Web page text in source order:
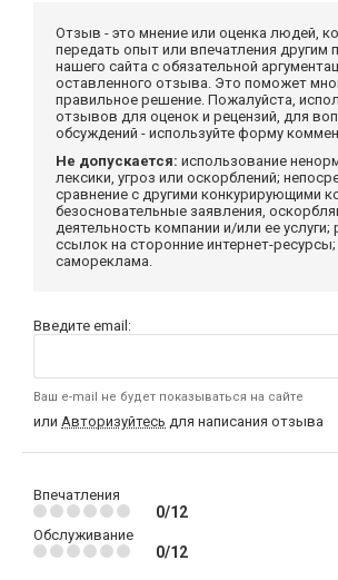
Отзыв - это мнение или оценка людей,
передать опыт или впечатления другим
нашего сайта с обязательной
оставленного отзыва. Это поможет
правильное решение. Пожалуйста,
отзывов для оценок и рецензий, для
обсуждений - используйте форму
Не допускается: использование
лексики, угроз или оскорблений;
сравнение с другими конкурирующими
безосновательные заявления,
деятельность компании и/или ее
ссылок на сторонние интернет-
самореклама.
Введите email:
Ваш e-mail не будет показываться на сайте
или Авторизуйтесь для написания отзыва
Впечатления
0/12
Обслуживание
0/12